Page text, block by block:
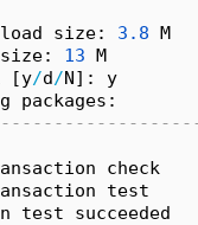
size: 3. 8 M
13 M
[y/d/N]: y
packages:
check
test
test succeeded